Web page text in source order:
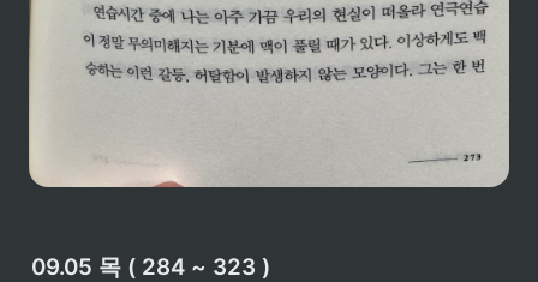
09.05 목 ( 284 ~ 323 )